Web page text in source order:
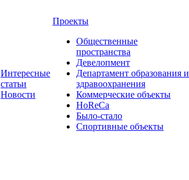
Интересные
статьи
Новости
Проекты
Общественные
пространства
Девелопмент
Департамент образования и
здравоохранения
Коммерческие объекты
HoReCa
Было-стало
Спортивные объекты